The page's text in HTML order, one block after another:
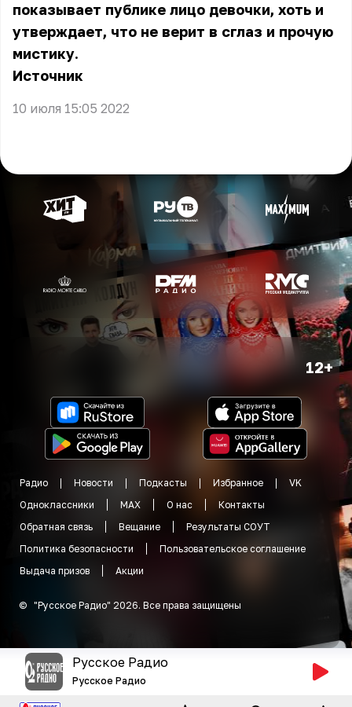
показывает публике лицо девочки, хоть и
утверждает, что не верит в сглаз и прочую
мистику.
Источник
10 июля 15:05 2022
12+
Радио Новости Подкасты Избранное
VK
Одноклассники
MAX О нас
Контакты
Обратная связь
Вещание
Результаты СОУТ
Политика безопасности
Пользовательское соглашение
Выдача призов
Акции
© "Русское Радио" 2026. Все права защищены
Русское Радио
Русское Радио